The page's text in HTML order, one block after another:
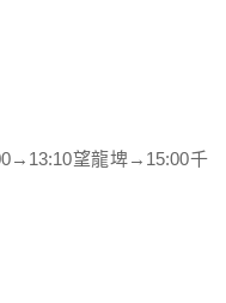
望龍埤→15:00千